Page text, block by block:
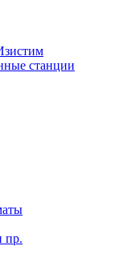
станции
пр.